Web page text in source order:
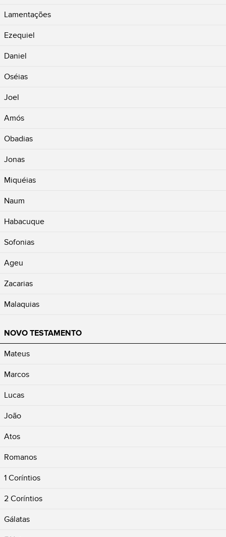
Lamentações
Ezequiel
Daniel
Oséias
Joel
Amós
Obadias
Jonas
Miquéias
Naum
Habacuque
Sofonias
Ageu
Zacarias
Malaquias
NOVO TESTAMENTO
Mateus
Marcos
Lucas
João
Atos
Romanos
1 Coríntios
2 Coríntios
Gálatas